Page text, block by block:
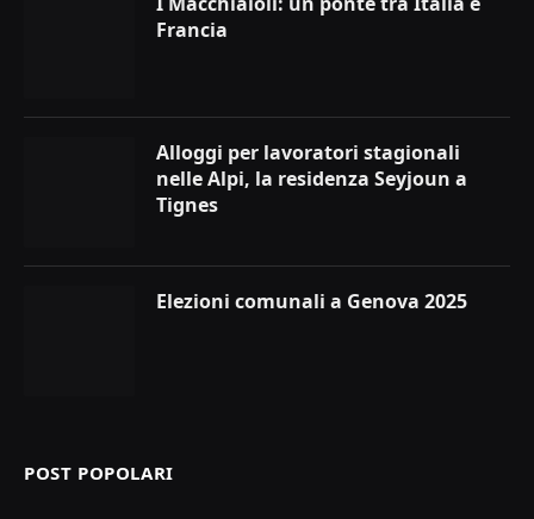
Francia
Alloggi per lavoratori stagionali
nelle Alpi, la residenza Seyjoun a
Tignes
Elezioni comunali a Genova 2025
POST POPOLARI